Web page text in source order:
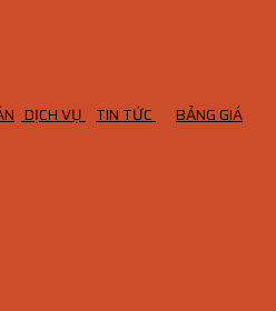
DỊCH VỤ TIN TỨC
BẢNG GIÁ